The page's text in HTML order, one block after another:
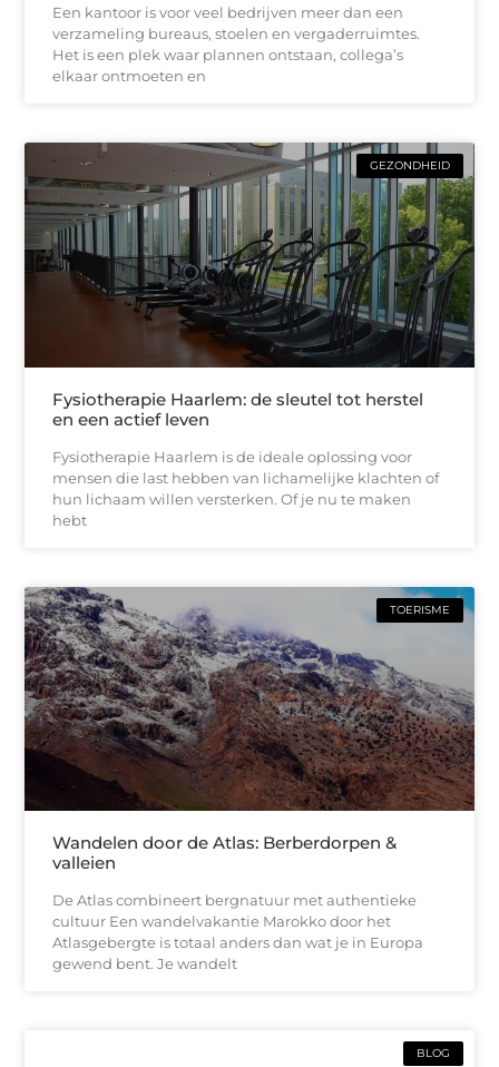
Een kantoor is voor veel bedrijven meer dan een
verzameling bureaus, stoelen en vergaderruimtes.
Het is een plek waar plannen ontstaan, collega’s
elkaar ontmoeten en
GEZONDHEID
Fysiotherapie Haarlem: de sleutel tot herstel
en een actief leven
Fysiotherapie Haarlem is de ideale oplossing voor
mensen die last hebben van lichamelijke klachten of
hun lichaam willen versterken. Of je nu te maken
hebt
TOERISME
Wandelen door de Atlas: Berberdorpen &
valleien
De Atlas combineert bergnatuur met authentieke
cultuur Een wandelvakantie Marokko door het
Atlasgebergte is totaal anders dan wat je in Europa
gewend bent. Je wandelt
BLOG